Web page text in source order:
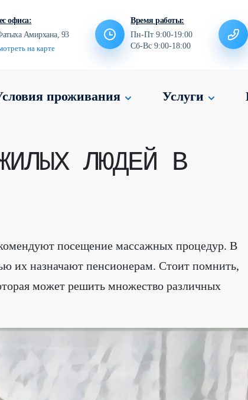
офиса:
Амирхана, 93
на карте
Время работы:
Пн-Пт 9:00-19:00
Сб-Вс 9:00-18:00
проживания Услуги
ЛЮДЕЙ В
посещение массажных процедур. В
их назначают пенсионерам. Стоит помнить,
может решить множество различных